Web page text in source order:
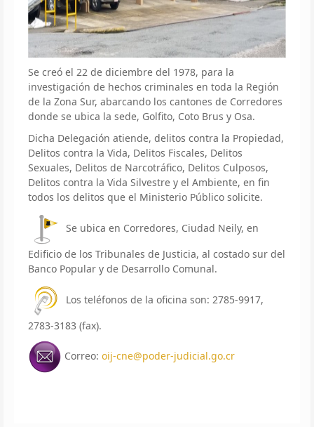
Se creó el 22 de diciembre del 1978, para la
investigación de hechos criminales en toda la Región
de la Zona Sur, abarcando los cantones de Corredores
donde se ubica la sede, Golfito, Coto Brus y Osa.
Dicha Delegación atiende, delitos contra la Propiedad,
Delitos contra la Vida, Delitos Fiscales, Delitos
Sexuales, Delitos de Narcotráfico, Delitos Culposos,
Delitos contra la Vida Silvestre y el Ambiente, en fin
todos los delitos que el Ministerio Público solicite.
Se ubica en Corredores, Ciudad Neily, en
Edificio de los Tribunales de Justicia, al costado sur del
Banco Popular y de Desarrollo Comunal.
Los teléfonos de la oficina son: 2785-9917,
2783-3183 (fax).
Correo: oij-cne@poder-judicial.go.cr